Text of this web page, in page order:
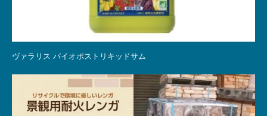
ヴァラリス バイオポストリキッドサム